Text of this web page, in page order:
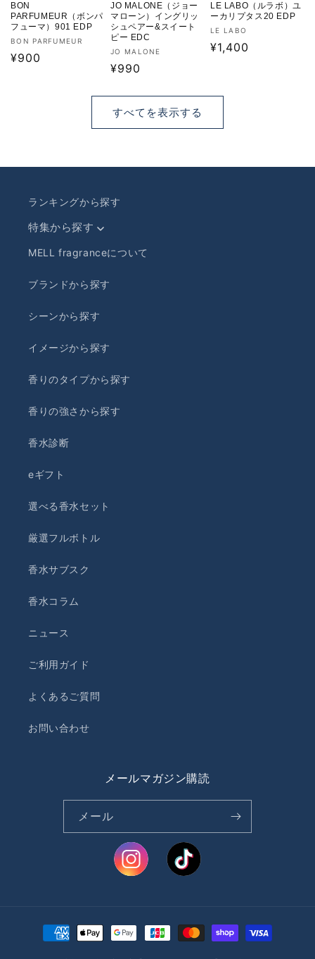
BON
PARFUMEUR（ボンパ
フューマ）901 EDP
販
売
BON PARFUMEUR
通
¥900
JO MALONE（ジョー
マローン）イングリッ
シュペアー&スイート
ピー EDC
販
売
JO MALONE
通
格
¥990
LE LABO（ルラボ）ユ
ーカリプタス20 EDP
販
売
LE LABO
通
格
¥1,400
すべてを表示する
ランキングから探す
特集から探す
MELL fragranceについて
ブランドから探す
シーンから探す
イメージから探す
香りのタイプから探す
香りの強さから探す
香水診断
eギフト
選べる香水セット
厳選フルボトル
香水サブスク
香水コラム
ニュース
ご利用ガイド
よくあるご質問
お問い合わせ
メールマガジン購読
メール
決
済